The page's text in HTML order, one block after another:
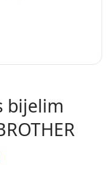
bijelim